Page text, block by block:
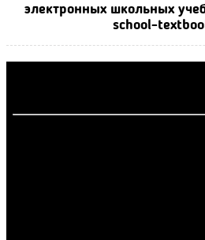
электронных школьных
school-